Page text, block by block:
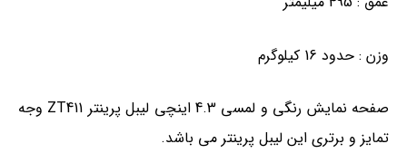
وزن : حدود 16 کیلوگرم
صفحه نمایش رنگی و لمسی 4.3 اینچی لیبل پرینتر ZT411 وجه
تمایز و برتری این لیبل پرینتر می باشد.